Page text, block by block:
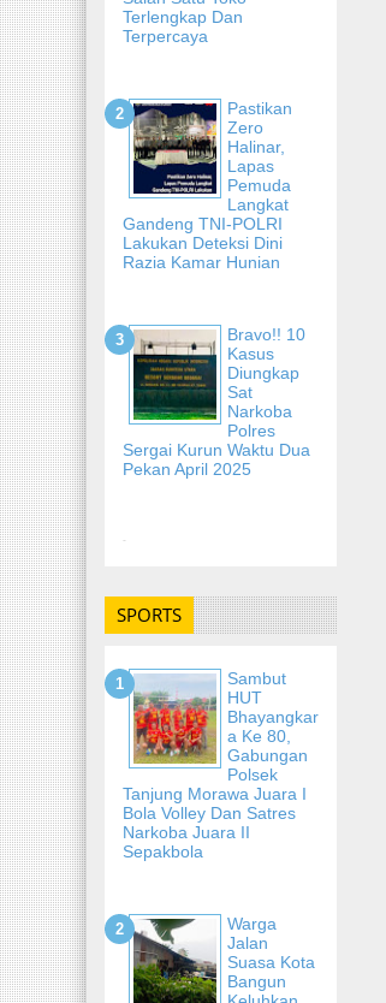
Terlengkap Dan
Terpercaya
Pastikan
Zero
Halinar,
Lapas
Pemuda
Langkat
Gandeng TNI-POLRI
Lakukan Deteksi Dini
Razia Kamar Hunian
Bravo!! 10
Kasus
Diungkap
Sat
Narkoba
Polres
Sergai Kurun Waktu Dua
Pekan April 2025
-
SPORTS
Sambut
HUT
Bhayangkar
A Ke 80,
Gabungan
Polsek
Tanjung Morawa Juara I
Bola Volley Dan Satres
Narkoba Juara II
Sepakbola
Warga
Jalan
Suasa Kota
Bangun